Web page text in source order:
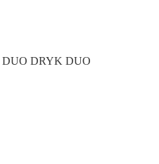
DRYK DUO